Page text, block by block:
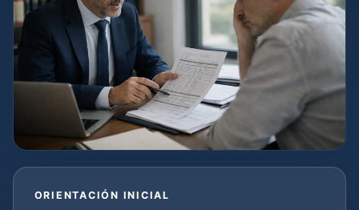
ORIENTACIÓN INICIAL